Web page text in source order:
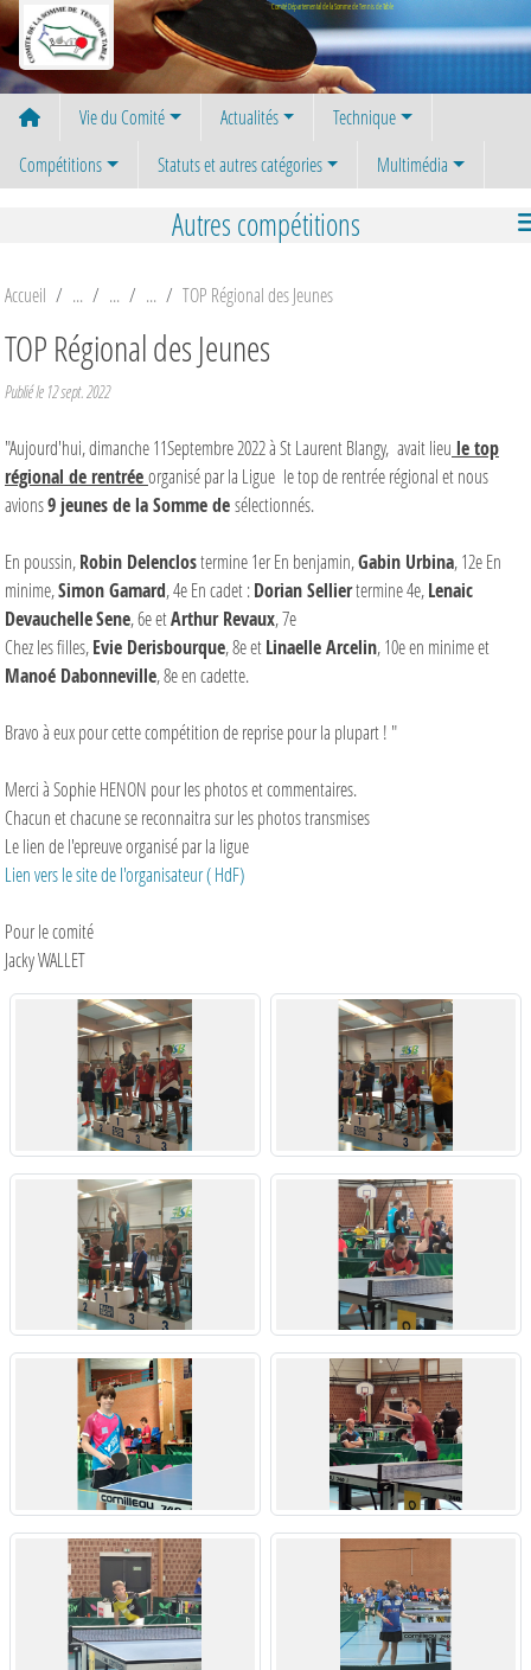
Comité Départemental de la Somme de Tennis de Table
Vie du Comité Actualités
Technique
Compétitions
Statuts et autres catégories Multimédia
Autres compétitions
Accueil TOP Régional des Jeunes
TOP Régional des Jeunes
Publié le 12 sept. 2022
"Aujourd'hui, dimanche 11Septembre 2022 à St Laurent Blangy, avait lieu le top
régional de rentréeorganisé par la Ligue le top de rentrée régional et nous
avions9 jeunes de la Somme desélectionnés.
En poussin,Robin Delenclostermine 1er En benjamin,Gabin Urbina, 12e En
minime,Simon Gamard, 4e En cadet :Dorian Selliertermine 4e,Lenaic
DevauchelleSene, 6e etArthur Revaux, 7e
Chez les filles,Evie Derisbourque, 8e etLinaelle Arcelin, 10e en minime et
Manoé Dabonneville, 8e en cadette.
Bravo à eux pour cette compétition de reprise pour la plupart ! "
Merci à Sophie HENON pour les photos et commentaires.
Chacun et chacune se reconnaitra sur les photos transmises
Le lien de l'epreuve organisé par la ligue
Lien vers le site de l'organisateur ( HdF)
Pour le comité
Jacky WALLET
Panneau de gestion des cookies